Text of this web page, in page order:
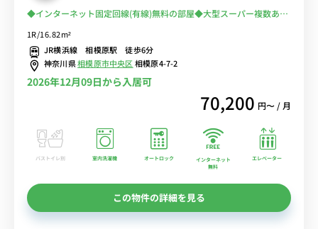
◆インターネット固定回線(有線)無料の部屋◆大型スーパー複数あり
1R/16.82m²
JR横浜線 相模原駅 徒歩6分
神奈川県相模原市中央区相模原4-7-2
2026年12月09日から入居可
70,200 円〜 / 月
バストイレ別 室内洗濯機 オートロック
インターネット
無料
エレベーター
この物件の詳細を見る